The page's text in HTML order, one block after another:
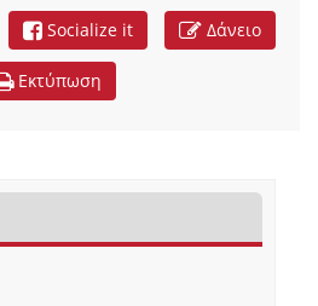
Socialize it Δάνειο
Εκτύπωση